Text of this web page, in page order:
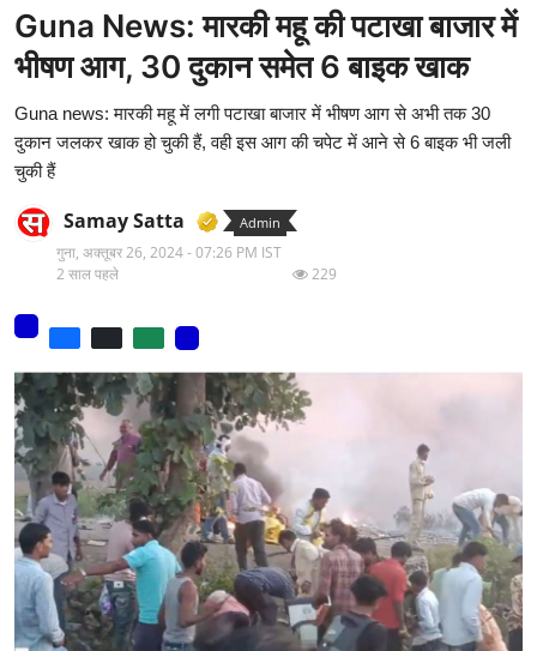
मनोरंजन
वीडियो
लाइफ स्टाइल
नौकरी
टिप्पणी - एक नया लेख
हिन्दी
Guna News: मारकी महू की पटाखा बाजार में
भीषण आग, 30 दुकान समेत 6 बाइक खाक
Guna news: मारकी महू में लगी पटाखा बाजार में भीषण आग से अभी तक 30
दुकान जलकर खाक हो चुकी हैं, वही इस आग की चपेट में आने से 6 बाइक भी जली
चुकी हैं
Samay Satta Admin
गुना, अक्तूबर 26, 2024 - 07:26 PM IST
2 साल पहले
229